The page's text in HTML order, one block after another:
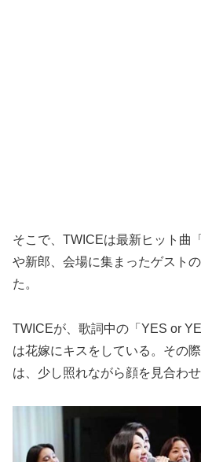
そこで、TWICEは最新ヒット曲
や新郎、会場に集まったゲスト
た。
TWICEが、歌詞中の「YES or
は花嫁にキスをしている。その
は、少し照れながら顔を見合わせ